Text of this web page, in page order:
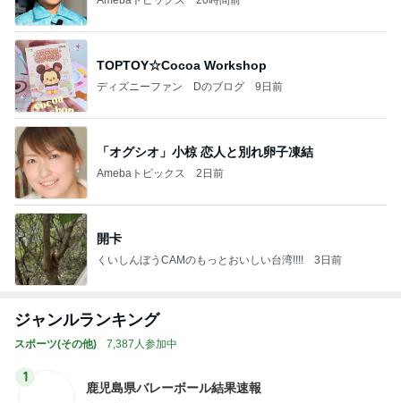
TOPTOY☆Cocoa Workshop
ディズニーファン Dのブログ 9日前
「オグシオ」小椋 恋人と別れ卵子凍結
Amebaトピックス 2日前
開卡
くいしんぼうCAMのもっとおいしい台湾!!!! 3日前
ジャンルランキング
スポーツ(その他) 7,387人参加中
1
鹿児島県バレーボール結果速報